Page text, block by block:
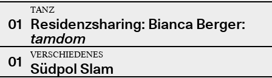
01
TANZ
Residenzsharing: Bianca Berger:
tamdom
01
VERSCHIEDENES
Südpol Slam